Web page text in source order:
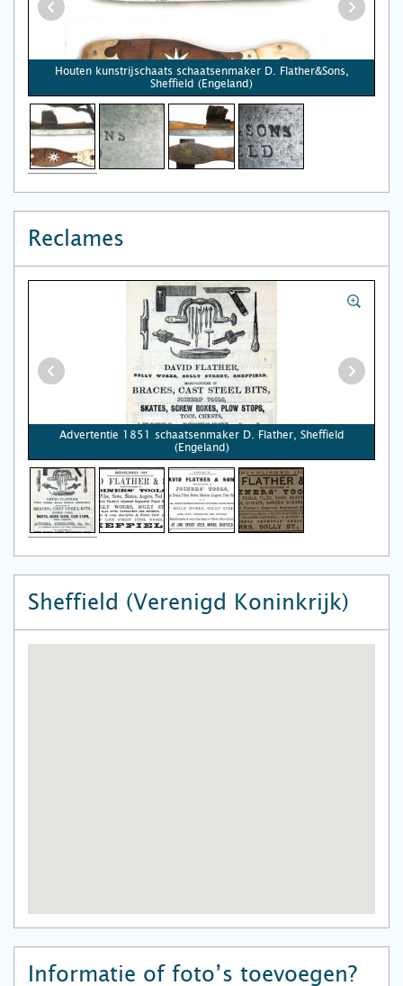
Houten kunstrijschaats schaatsenmaker D. Flather&Sons,
Sheffield (Engeland)
Reclames
Advertentie 1851 schaatsenmaker D. Flather, Sheffield
(Engeland)
Sheffield (Verenigd Koninkrijk)
Informatie of foto’s toevoegen?